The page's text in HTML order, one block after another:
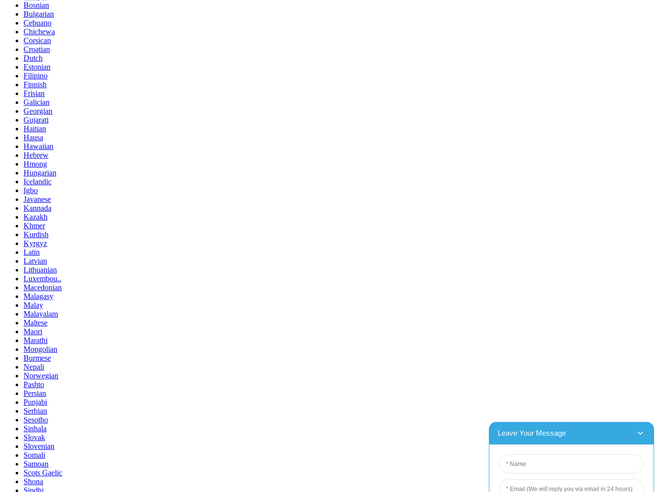
Bosnian
Bulgarian
Cebuano
Chichewa
Corsican
Croatian
Dutch
Estonian
Filipino
Finnish
Frisian
Galician
Georgian
Gujarati
Haitian
Hausa
Hawaiian
Hebrew
Hmong
Hungarian
Icelandic
Igbo
Javanese
Kannada
Kazakh
Khmer
Kurdish
Kyrgyz
Latin
Latvian
Lithuanian
Luxembou..
Macedonian
Malagasy
Malay
Malayalam
Maltese
Maori
Marathi
Mongolian
Burmese
Nepali
Norwegian
Pashto
Persian
Punjabi
Serbian
Sesotho
Sinhala
Slovak
Slovenian
Somali
Samoan
Scots Gaelic
Shona
Sindhi